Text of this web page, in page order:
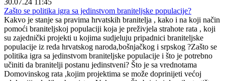
30.07.24 11:45
Zašto se politika igra sa jedinstvom braniteljske populacije?
Kakvo je stanje sa pravima hrvatskih branitelja , kako i na koji način
pomoći braniteljskoj populaciji koja je preživjela strahote rata , koji
su zajednički projekti u kojima sudjeluju pripadnici braniteljske
populacije iz reda hrvatskog naroda,bošnjačkog i srpskog ?Zašto se
politika igra sa jedinstvom braniteljske populacije i što je potrebno
učiniti da branitelji postanu jedinstveni? Što je sa vrednotama
Domovinskog rata ,kojim projektima se može doprinijeti većoj